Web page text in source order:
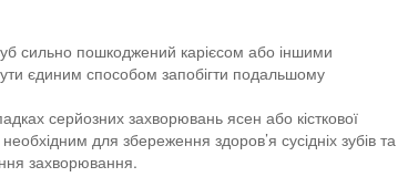
сильно пошкоджений карієсом або іншими
єдиним способом запобігти подальшому
серйозних захворювань ясен або кісткової
для збереження здоров’я сусідніх зубів та
захворювання.